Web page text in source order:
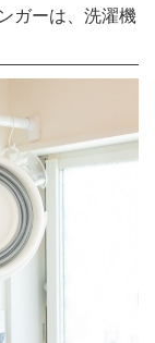
ガーは、洗濯機